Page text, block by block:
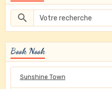
Book Nook
Sunshine Town